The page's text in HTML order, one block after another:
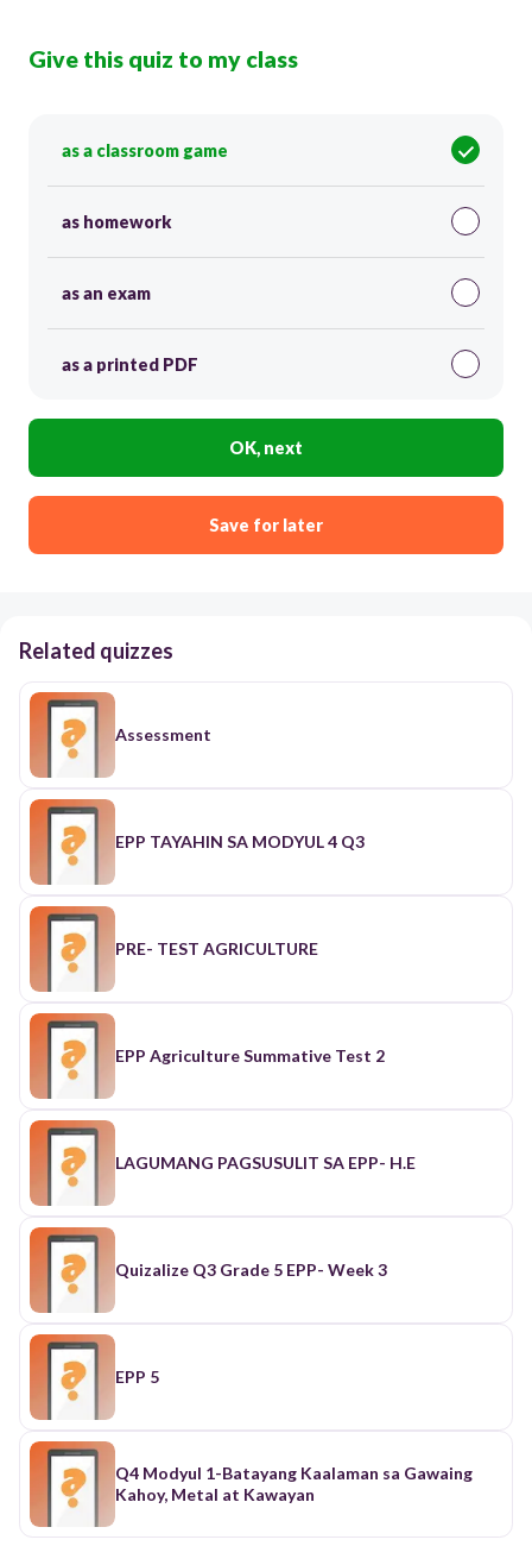
Give this quiz to my class
as a classroom game
as homework
as an exam
as a printed PDF
OK, next
Save for later
Related quizzes
Assessment
EPP TAYAHIN SA MODYUL 4 Q3
PRE- TEST AGRICULTURE
EPP Agriculture Summative Test 2
LAGUMANG PAGSUSULIT SA EPP- H.E
Quizalize Q3 Grade 5 EPP- Week 3
EPP 5
Q4 Modyul 1-Batayang Kaalaman sa Gawaing
Kahoy, Metal at Kawayan